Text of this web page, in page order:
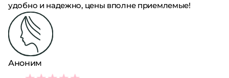
удобно и надежно, цены вполне приемлемые!
Аноним